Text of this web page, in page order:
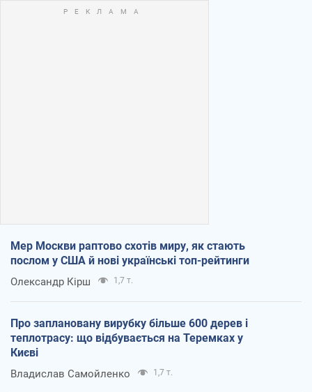
Мер Москви раптово схотів миру, як стають
послом у США й нові українські топ-рейтинги
Олександр Кірш 1,7 т.
Про заплановану вирубку більше 600 дерев і
теплотрасу: що відбувається на Теремках у
Києві
Владислав Самойленко 1,7 т.